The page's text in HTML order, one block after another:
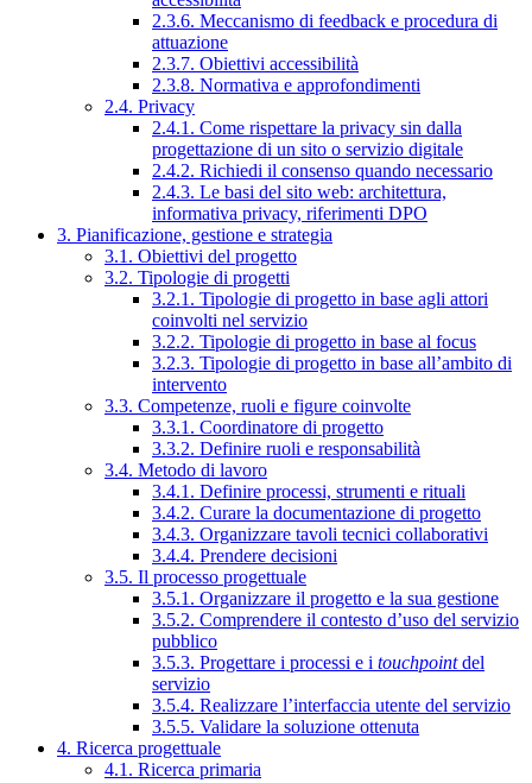
2.3.6. Meccanismo di feedback e procedura di
attuazione
2.3.7. Obiettivi accessibilità
2.3.8. Normativa e approfondimenti
2.4. Privacy
2.4.1. Come rispettare la privacy sin dalla
progettazione di un sito o servizio digitale
2.4.2. Richiedi il consenso quando necessario
2.4.3. Le basi del sito web: architettura,
informativa privacy, riferimenti DPO
3. Pianificazione, gestione e strategia
3.1. Obiettivi del progetto
3.2. Tipologie di progetti
3.2.1. Tipologie di progetto in base agli attori
coinvolti nel servizio
3.2.2. Tipologie di progetto in base al focus
3.2.3. Tipologie di progetto in base all’ambito di
intervento
3.3. Competenze, ruoli e figure coinvolte
3.3.1. Coordinatore di progetto
3.3.2. Definire ruoli e responsabilità
3.4. Metodo di lavoro
3.4.1. Definire processi, strumenti e rituali
3.4.2. Curare la documentazione di progetto
3.4.3. Organizzare tavoli tecnici collaborativi
3.4.4. Prendere decisioni
3.5. Il processo progettuale
3.5.1. Organizzare il progetto e la sua gestione
3.5.2. Comprendere il contesto d’uso del servizio
pubblico
3.5.3. Progettare i processi e i touchpointdel
servizio
3.5.4. Realizzare l’interfaccia utente del servizio
3.5.5. Validare la soluzione ottenuta
4. Ricerca progettuale
4.1. Ricerca primaria